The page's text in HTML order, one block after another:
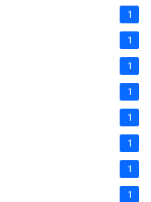
1
1
1
1
1
1
1
1